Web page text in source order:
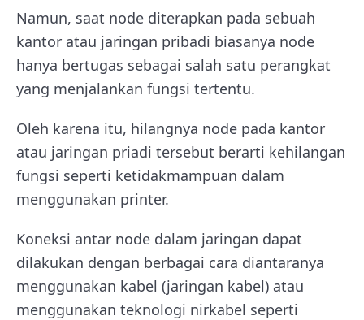
Namun, saat node diterapkan pada sebuah
kantor atau jaringan pribadi biasanya node
hanya bertugas sebagai salah satu perangkat
yang menjalankan fungsi tertentu.
Oleh karena itu, hilangnya node pada kantor
atau jaringan priadi tersebut berarti kehilangan
fungsi seperti ketidakmampuan dalam
menggunakan printer.
Koneksi antar node dalam jaringan dapat
dilakukan dengan berbagai cara diantaranya
menggunakan kabel (jaringan kabel) atau
menggunakan teknologi nirkabel seperti